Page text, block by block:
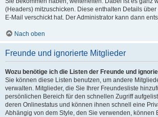
(Headers) mitzuschicken. Diese enthalten Details über
E-Mail verschickt hat. Der Administrator kann dann
Nach oben
Freunde und ignorierte Mitglieder
Wozu benötige ich die Listen der Freunde und
Sie können diese Listen benutzen, um andere
verwalten. Mitglieder, die Sie Ihrer Freundesliste
persönlichen Bereich für den schnellen Zugriff
deren Onlinestatus und können ihnen schnell eine
Abhängig von dem Style, den Sie verwenden, können